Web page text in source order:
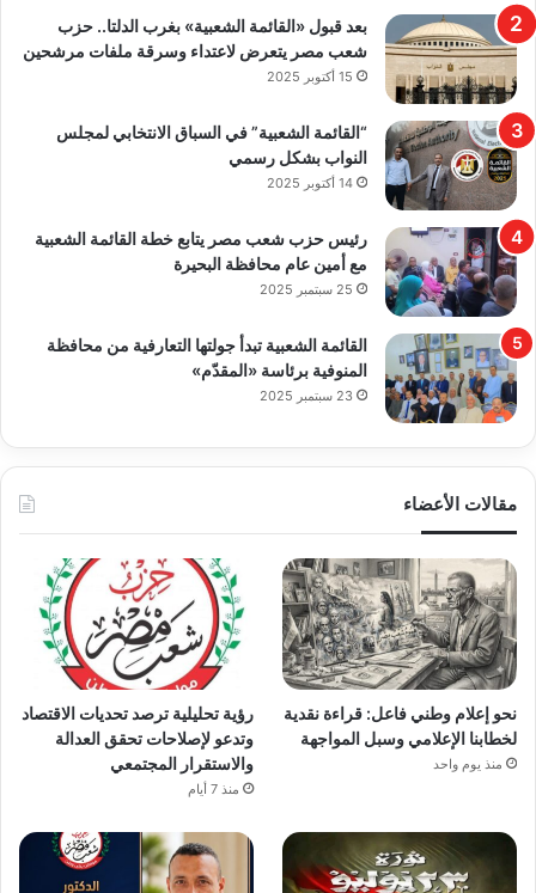
بعد قبول «القائمة الشعبية» بغرب الدلتا.. حزب
شعب مصر يتعرض لاعتداء وسرقة ملفات مرشحين
15 أكتوبر 2025
“القائمة الشعبية” في السباق الانتخابي لمجلس
النواب بشكل رسمي
14 أكتوبر 2025
رئيس حزب شعب مصر يتابع خطة القائمة الشعبية
مع أمين عام محافظة البحيرة
25 سبتمبر 2025
القائمة الشعبية تبدأ جولتها التعارفية من محافظة
المنوفية برئاسة «المقدّم»
23 سبتمبر 2025
مقالات الأعضاء
نحو إعلام وطني فاعل: قراءة نقدية
لخطابنا الإعلامي وسبل المواجهة
منذ يوم واحد
رؤية تحليلية ترصد تحديات الاقتصاد
وتدعو لإصلاحات تحقق العدالة
والاستقرار المجتمعي
منذ 7 أيام